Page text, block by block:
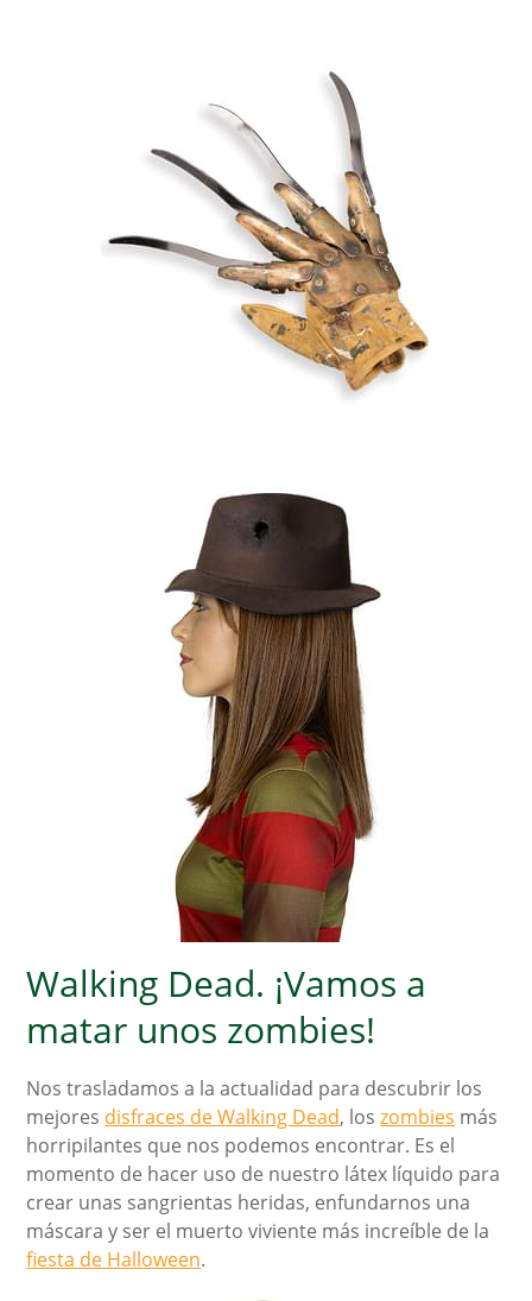
Walking Dead. ¡Vamos a
matar unos zombies!
Nos trasladamos a la actualidad para descubrir los
mejores disfraces de Walking Dead, loszombies más
horripilantes que nos podemos encontrar. Es el
momento de hacer uso de nuestro látex líquido para
crear unas sangrientas heridas, enfundarnos una
máscara y ser el muerto viviente más increíble de la
fiesta de Halloween.